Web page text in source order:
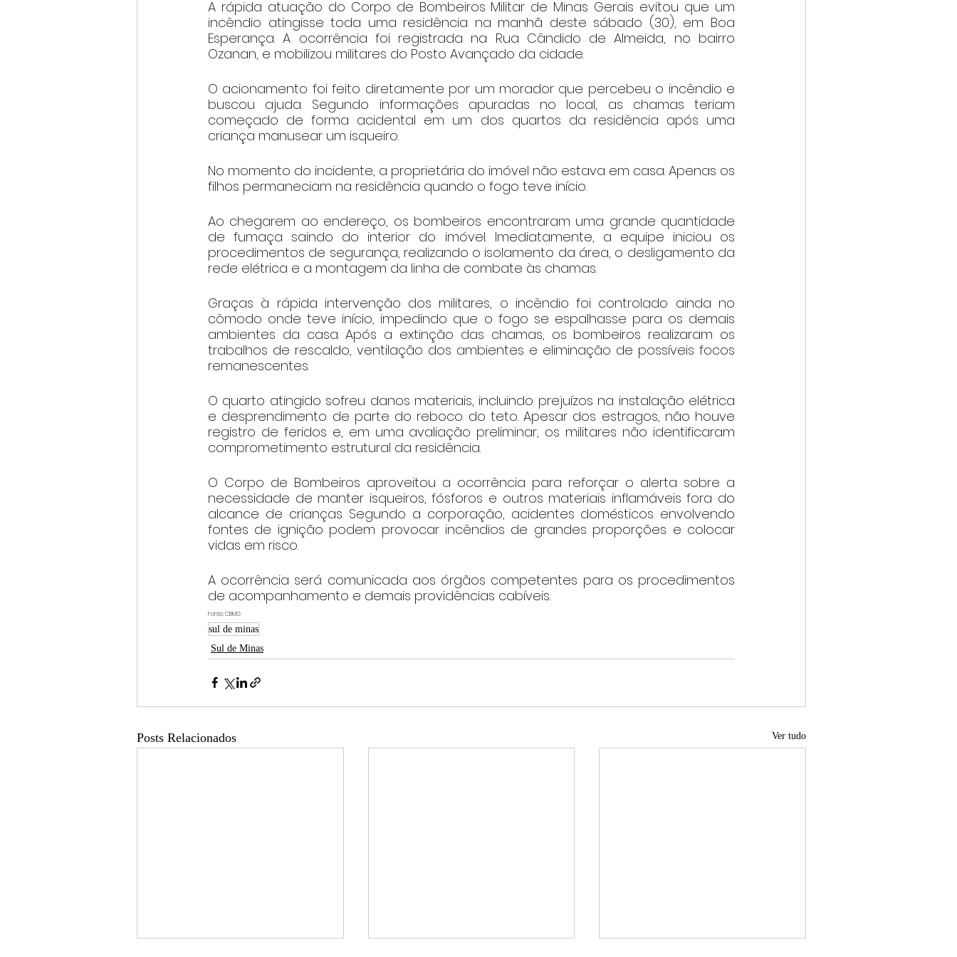
A rápida atuação do Corpo de Bombeiros Militar de Minas Gerais evitou que um
incêndio atingisse toda uma residência na manhã deste sábado (30), em Boa
Esperança. A ocorrência foi registrada na Rua Cândido de Almeida, no bairro
Ozanan, e mobilizou militares do Posto Avançado da cidade.
O acionamento foi feito diretamente por um morador que percebeu o incêndio e
buscou ajuda. Segundo informações apuradas no local, as chamas teriam
começado de forma acidental em um dos quartos da residência após uma
criança manusear um isqueiro.
No momento do incidente, a proprietária do imóvel não estava em casa. Apenas os
filhos permaneciam na residência quando o fogo teve início.
Ao chegarem ao endereço, os bombeiros encontraram uma grande quantidade
de fumaça saindo do interior do imóvel. Imediatamente, a equipe iniciou os
procedimentos de segurança, realizando o isolamento da área, o desligamento da
rede elétrica e a montagem da linha de combate às chamas.
Graças à rápida intervenção dos militares, o incêndio foi controlado ainda no
cômodo onde teve início, impedindo que o fogo se espalhasse para os demais
ambientes da casa. Após a extinção das chamas, os bombeiros realizaram os
trabalhos de rescaldo, ventilação dos ambientes e eliminação de possíveis focos
remanescentes.
O quarto atingido sofreu danos materiais, incluindo prejuízos na instalação elétrica
e desprendimento de parte do reboco do teto. Apesar dos estragos, não houve
registro de feridos e, em uma avaliação preliminar, os militares não identificaram
comprometimento estrutural da residência.
O Corpo de Bombeiros aproveitou a ocorrência para reforçar o alerta sobre a
necessidade de manter isqueiros, fósforos e outros materiais inflamáveis fora do
alcance de crianças. Segundo a corporação, acidentes domésticos envolvendo
fontes de ignição podem provocar incêndios de grandes proporções e colocar
vidas em risco.
A ocorrência será comunicada aos órgãos competentes para os procedimentos
de acompanhamento e demais providências cabíveis.
Fonte: CBMG
sul de minas
Sul de Minas
Posts Relacionados Ver tudo